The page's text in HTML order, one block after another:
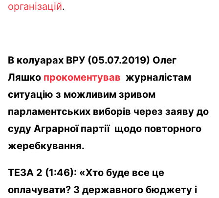
організацій.
В колуарах ВРУ (05.07.2019) Олег
Ляшко прокоментував журналістам
ситуацію з можливим зривом
парламентських виборів через заяву до
суду Аграрної партії щодо повторного
жеребкування.
ТЕЗА 2 (1:46): «Хто буде все це
оплачувати? З державного бюджету і